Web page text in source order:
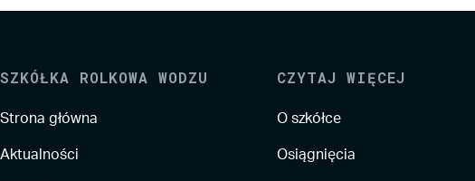
SZKÓŁKA ROLKOWA WODZU
Strona główna
Aktualności
CZYTAJ WIĘCEJ
O szkółce
Osiągnięcia